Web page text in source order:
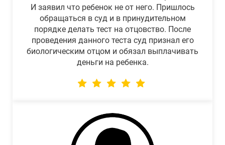
И заявил что ребенок не от него. Пришлось
обращаться в суд и в принудительном
порядке делать тест на отцовство. После
проведения данного теста суд признал его
биологическим отцом и обязал выплачивать
деньги на ребенка.